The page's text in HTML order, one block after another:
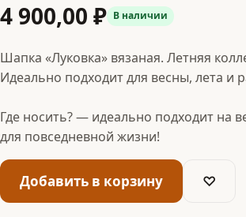
4 900,00 ₽ В наличии
Шапка «Луковка» вязаная. Летняя
Идеально подходит для весны, лета и
Где носить? — идеально подходит на
для повседневной жизни!
Добавить в корзину ♡